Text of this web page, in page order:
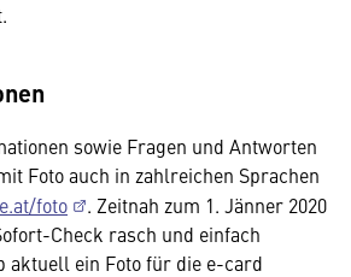
sowie Fragen und Antworten
Foto auch in zahlreichen Sprachen
foto
. Zeitnah zum 1. Jänner 2020
Check rasch und einfach
aktuell ein Foto für die e-card